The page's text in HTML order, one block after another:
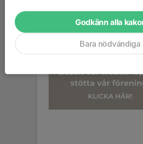
Godkänn alla
Bara nödvändiga